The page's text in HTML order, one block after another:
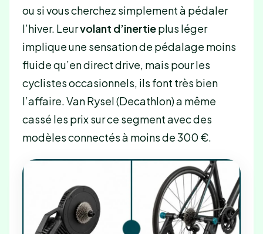
ou si vous cherchez simplement à pédaler
l’hiver. Leurvolant d’inertieplus léger
implique une sensation de pédalage moins
fluide qu’en direct drive, mais pour les
cyclistes occasionnels, ils font très bien
l’affaire. Van Rysel (Decathlon) a même
cassé les prix sur ce segment avec des
modèles connectés à moins de 300 €.